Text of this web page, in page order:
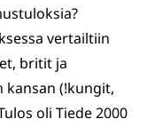
vertailtiin
britit ja
kansan (!kungit,
oli Tiede 2000